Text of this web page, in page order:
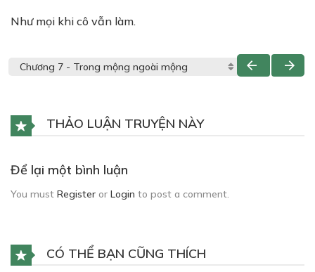
Như mọi khi cô vẫn làm.
THẢO LUẬN TRUYỆN NÀY
Để lại một bình luận
You must Register or Login to post a comment.
CÓ THỂ BẠN CŨNG THÍCH